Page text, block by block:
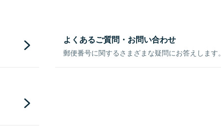
よくあるご質問・お問い合わせ
郵便番号に関するさまざまな疑問にお答えします。